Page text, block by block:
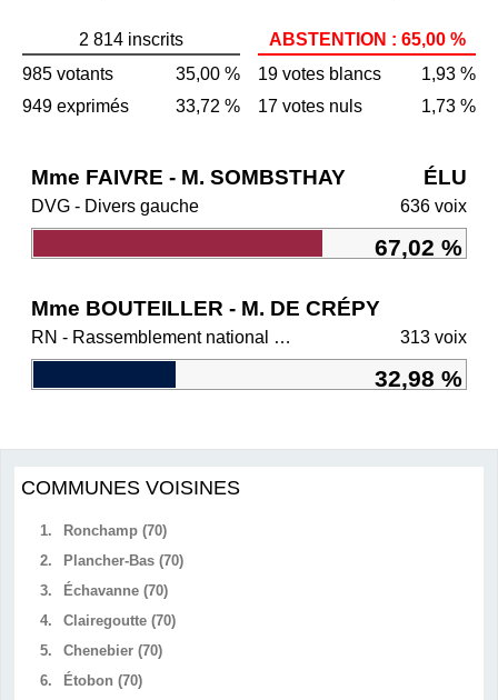
2 814 inscrits
985 votants
35,00 %
949 exprimés
33,72 %
ABSTENTION : 65,00 %
19 votes blancs
1,93 %
17 votes nuls
1,73 %
Mme FAIVRE - M. SOMBSTHAY ÉLU
DVG - Divers gauche 636 voix
67,02 %
Mme BOUTEILLER - M. DE CRÉPY
RN - Rassemblement national et ses alliés 313 voix
32,98 %
COMMUNES VOISINES
1.
Ronchamp (70)
2.
Plancher-Bas (70)
3.
Échavanne (70)
4.
Clairegoutte (70)
5.
Chenebier (70)
6.
Étobon (70)